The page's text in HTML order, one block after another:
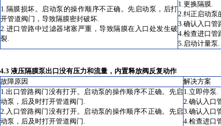
1.隔膜损坏。启动泵的操作顺序不正确。先启动泵，后打
开管道阀门，导致隔膜密封破坏.
2.进口管路中过滤器堵塞严重，导致隔膜在入口处发生破
裂.
1.更换隔膜.
2.纠正启动泵
3.确认入口管
4.检查进口管
5.启动计量泵.
4.3 液压隔膜泵出口没有压力和流量，内置释放阀反复动作
故障原因
解决方案
1.出口管路阀门没有打开。启动泵的操作顺序不正确。先启
动泵，后及时打开管道阀门.
2.入口管路阀门没有打开。启动泵的操作顺序不正确。先启
动泵，后及时打开管道阀门.
1.立即停泵.
2.确认入口
3.确认入口
4.检查进口